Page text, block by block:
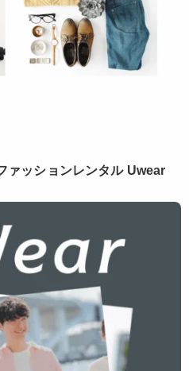
ァッションレンタル Uwear